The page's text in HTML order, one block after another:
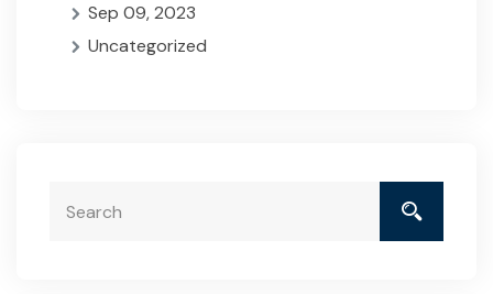
Sep 09, 2023
Uncategorized